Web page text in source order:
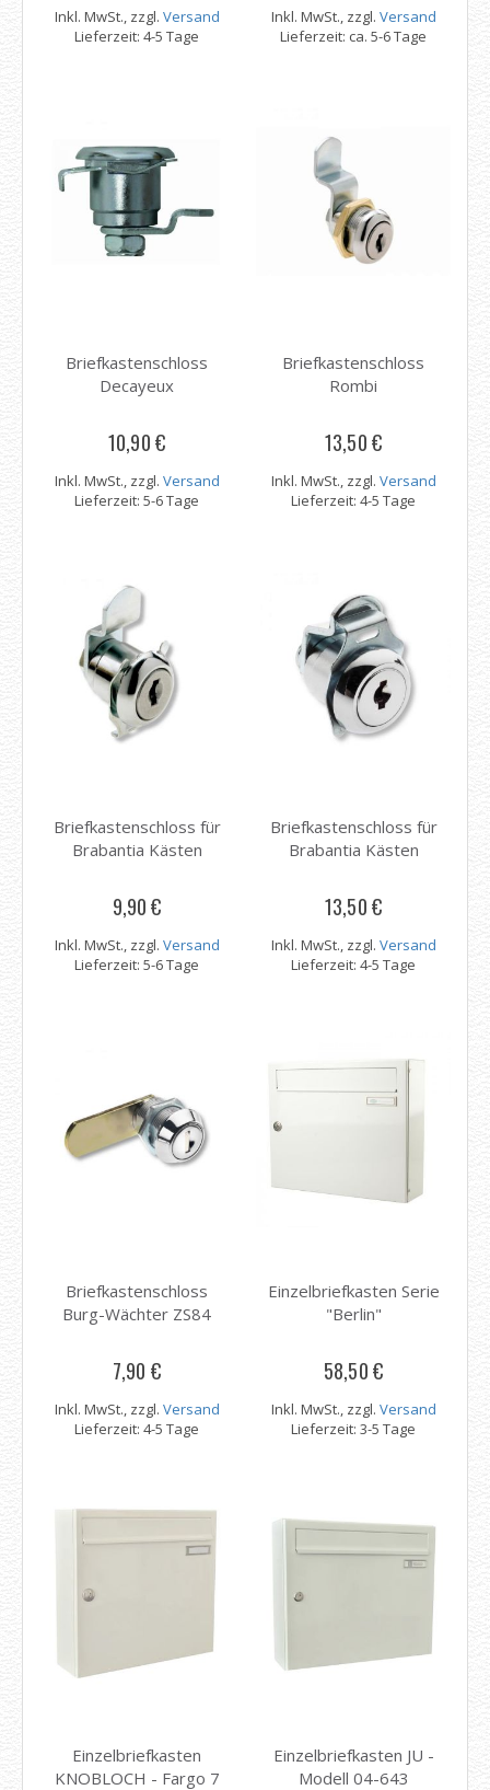
Inkl. MwSt., zzgl. Versand
Lieferzeit: 4-5 Tage
Inkl. MwSt., zzgl. Versand
Lieferzeit: ca. 5-6 Tage
Briefkastenschloss
Decayeux
10,90 €
Inkl. MwSt., zzgl. Versand
Lieferzeit: 5-6 Tage
Briefkastenschloss
Rombi
13,50 €
Inkl. MwSt., zzgl. Versand
Lieferzeit: 4-5 Tage
Briefkastenschloss für
Brabantia Kästen
9,90 €
Inkl. MwSt., zzgl. Versand
Lieferzeit: 5-6 Tage
Briefkastenschloss für
Brabantia Kästen
13,50 €
Inkl. MwSt., zzgl. Versand
Lieferzeit: 4-5 Tage
Briefkastenschloss
Burg-Wächter ZS84
7,90 €
Inkl. MwSt., zzgl. Versand
Lieferzeit: 4-5 Tage
Einzelbriefkasten Serie
"Berlin"
58,50 €
Inkl. MwSt., zzgl. Versand
Lieferzeit: 3-5 Tage
Einzelbriefkasten
KNOBLOCH - Fargo 7
Einzelbriefkasten JU -
Modell 04-643